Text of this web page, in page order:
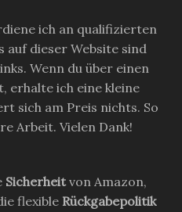
ich an qualifizierten
auf dieser Website sind
Wenn du über einen
erhalte ich eine kleine
sich am Preis nichts. So
Arbeit. Vielen Dank!
Sicherheitvon Amazon,
flexible Rückgabepolitik